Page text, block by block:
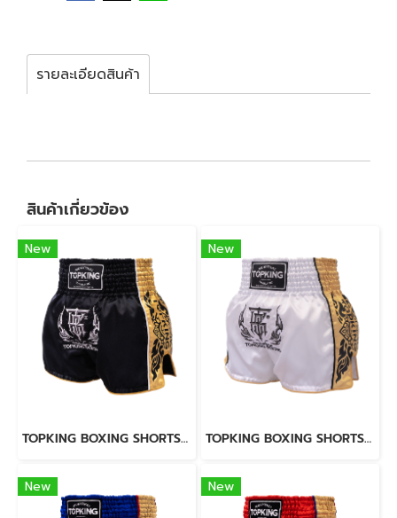
รายละเอียดสินค้า
สินค้าเกี่ยวข้อง
New
TOPKING BOXING SHORTS BLACK 276
New
TOPKING BOXING SHORTS WHITE 276
New New